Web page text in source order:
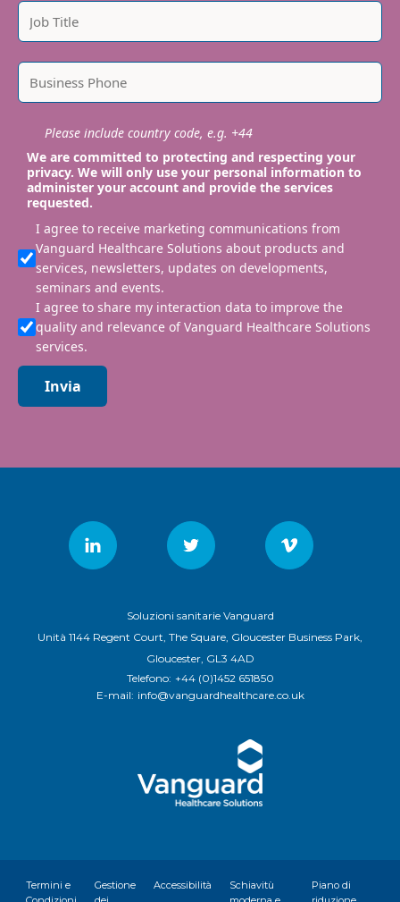
Please include country code, e.g. +44
We are committed to protecting and respecting your
privacy. We will only use your personal information to
administer your account and provide the services
requested.
I agree to receive marketing communications from
Vanguard Healthcare Solutions about products and
services, newsletters, updates on developments,
seminars and events.
I agree to share my interaction data to improve the
quality and relevance of Vanguard Healthcare Solutions
services.
Invia
Soluzioni sanitarie Vanguard
Unità 1144 Regent Court, The Square, Gloucester Business Park,
Gloucester, GL3 4AD
Telefono: +44 (0)1452 651850
E-mail: info@vanguardhealthcare.co.uk
Termini e
Gestione
Accessibilità
Schiavitù
Piano di